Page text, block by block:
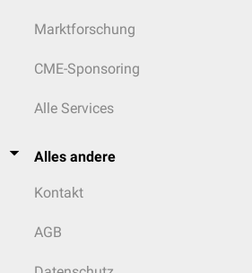
Marktforschung
CME-Sponsoring
Alle Services
Alles andere
Kontakt
AGB